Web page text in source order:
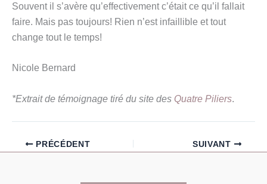
Souvent il s’avère qu’effectivement c’était ce qu’il fallait
faire. Mais pas toujours! Rien n’est infaillible et tout
change tout le temps!
Nicole Bernard
*Extrait de témoignage tiré du site des Quatre Piliers.
PRÉCÉDENT SUIVANT